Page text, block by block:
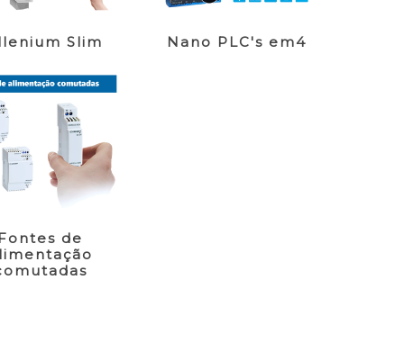
Slim Nano PLC's em4
de